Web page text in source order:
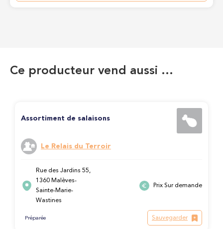
Ce producteur vend aussi …
Assortiment de salaisons
Le Relais du Terroir
Rue des Jardins 55,
1360 Malèves-
Sainte-Marie-
Wastines
Prix Sur demande
Préparée Sauvegarder